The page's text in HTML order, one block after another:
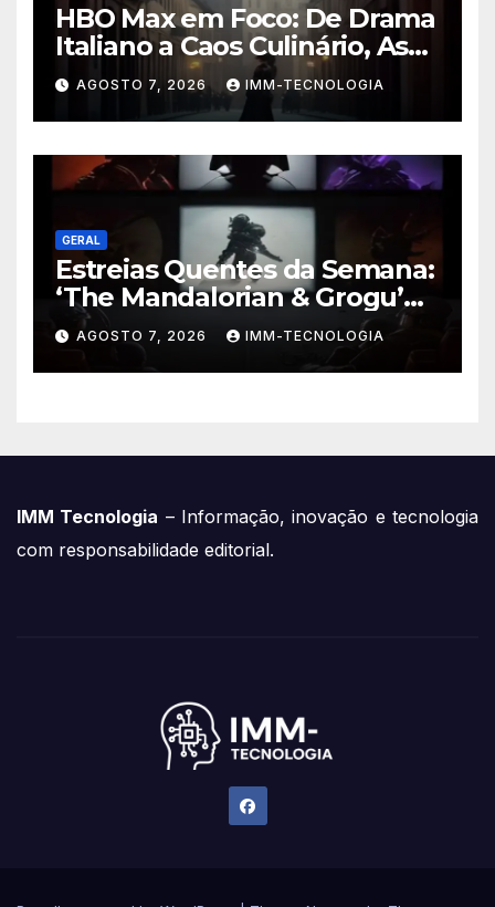
HBO Max em Foco: De Drama
Italiano a Caos Culinário, As
Novidades Imperdíveis da
Semana (16 a 22 de Fevereiro)
AGOSTO 7, 2026 IMM-TECNOLOGIA
GERAL
Estreias Quentes da Semana:
‘The Mandalorian & Grogu’
Anunciado e Outros
Lançamentos Imperdíveis!
AGOSTO 7, 2026 IMM-TECNOLOGIA
IMM Tecnologia – Informação, inovação e tecnologia
com responsabilidade editorial.